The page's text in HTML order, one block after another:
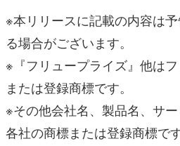
※本リリースに記載の内容は
る場合がございます。
※『フリュープライズ』他は
または登録商標です。
※その他会社名、製品名、サ
各社の商標または登録商標で